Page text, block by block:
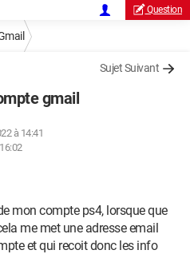
Question
Sujet Suivant
gmail
à 14:41
mon compte ps4, lorsque que
me met une adresse email
et qui recoit donc les info